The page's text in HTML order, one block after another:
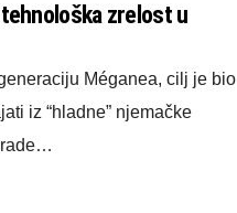
zrelost u
Méganea, cilj je bio
iz “hladne” njemačke